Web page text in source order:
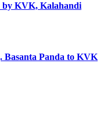
by KVK, Kalahandi
Basanta Panda to KVK